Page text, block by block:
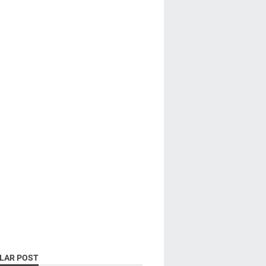
POST